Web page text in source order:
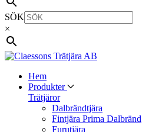
SÖK
×
Hem
Produkter
Trätjäror
Dalbrändtjära
Fintjära Prima Dalbränd
Furutjära